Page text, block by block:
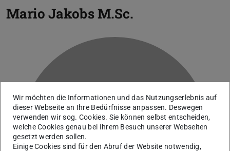
Mario Jakobs M.Sc.
J
Wir möchten die Informationen und das Nutzungserlebnis auf
dieser Webseite an Ihre Bedürfnisse anpassen. Deswegen
verwenden wir sog. Cookies. Sie können selbst entscheiden,
welche Cookies genau bei Ihrem Besuch unserer Webseiten
gesetzt werden sollen.
Einige Cookies sind für den Abruf der Website notwendig,